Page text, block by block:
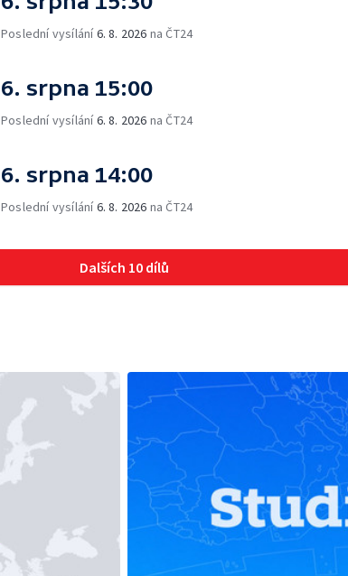
Poslední vysílání6. 8. 2026 na ČT24
6. srpna 15:00
Poslední vysílání6. 8. 2026 na ČT24
6. srpna 14:00
Poslední vysílání6. 8. 2026 na ČT24
Dalších 10 dílů